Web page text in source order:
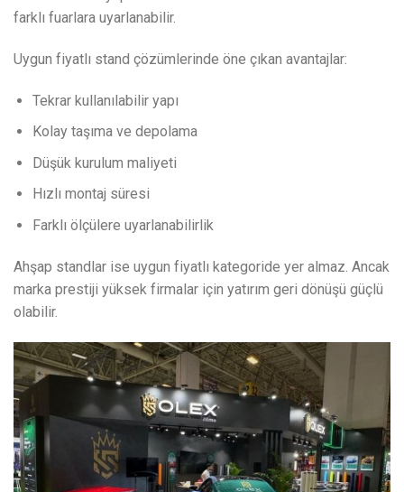
farklı fuarlara uyarlanabilir.
Uygun fiyatlı stand çözümlerinde öne çıkan avantajlar:
Tekrar kullanılabilir yapı
Kolay taşıma ve depolama
Düşük kurulum maliyeti
Hızlı montaj süresi
Farklı ölçülere uyarlanabilirlik
Ahşap standlar ise uygun fiyatlı kategoride yer almaz. Ancak
marka prestiji yüksek firmalar için yatırım geri dönüşü güçlü
olabilir.